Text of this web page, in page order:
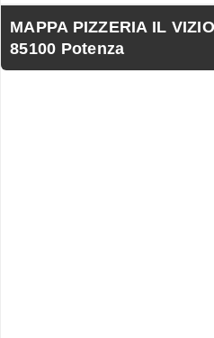
MAPPA PIZZERIA IL
85100 Potenza